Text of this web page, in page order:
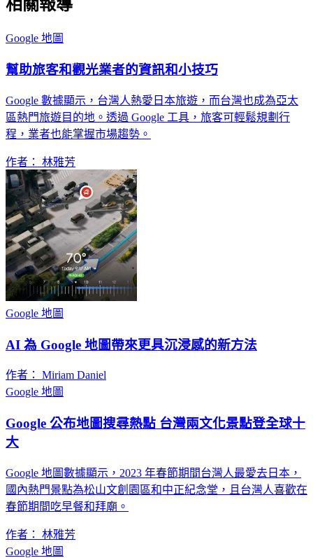
相關報導
Google 地圖
幫助旅客和觀光業者的資訊和小技巧
Google 數據顯示，台灣人熱愛日本旅遊，而台灣也成為亞太
區熱門旅遊目的地。透過 Google 工具，旅客可輕鬆規劃行
程，業者也能掌握市場趨勢。
作者： 林雅芳
Google 地圖
AI 為 Google 地圖帶來更具沉浸感的新方法
作者： Miriam Daniel
Google 地圖
Google 公布地圖搜尋熱點 台灣兩文化景點登全球十
大
Google 地圖數據顯示，2023 年春節期間台灣人最愛去日本，
國內熱門景點為松山文創園區和中正紀念堂，且台灣人喜歡在
春節期間吃早餐和拜廟。
作者： 林雅芳
Google 地圖